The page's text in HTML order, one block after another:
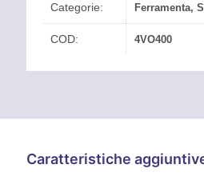
Categorie: Ferramenta,
COD: 4VO400
Caratteristiche